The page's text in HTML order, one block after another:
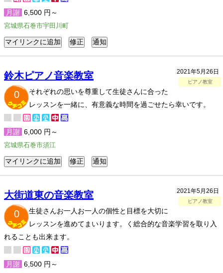
月謝 6,500 円～
宮城県石巻市宇田川町
2021年5月26日
ピアノ教室
鈴木ピアノ音楽教室
0
それぞれの思いを尊重して生徒さんに合った
レッスンを一緒に、有意義な時間を過ごせたら幸いです。
月謝 6,000 円～
宮城県石巻市須江
2021年5月26日
ピアノ教室
大街道東の音楽教室
0
生徒さんお一人お一人の個性と目標を大切に
レッスンを進めてまいります。く総合的な音楽学習を取り入
れることも出来ます。
月謝 6,500 円～